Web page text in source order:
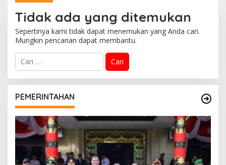
Kolaborasi Dengan
Pemprov Sumsel
Bersama BNPB
Tidak ada yang ditemukan
Sepertinya kami tidak dapat menemukan yang Anda cari.
Mungkin pencarian dapat membantu.
C
i
u
n
u
k
:
PEMERINTAHAN